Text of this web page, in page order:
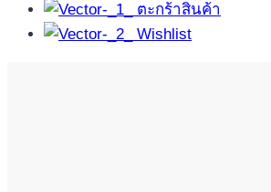
ตะกร้าสินค้า
Wishlist